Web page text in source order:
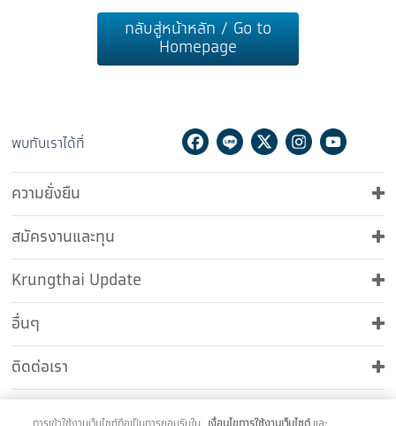
กลับสู่หน้าหลัก / Go to
Homepage
พบกับเราได้ที่ Facebook
LineTwitterInstagram
ความยั่งยืน
สมัครงานและทุน
Krungthai Update
อื่นๆ
ติดต่อเรา